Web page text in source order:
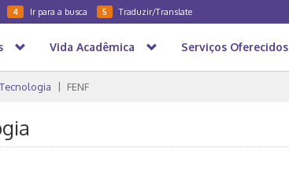
4 Ir para a busca 5 Traduzir/Translate
Vida Acadêmica Serviços Oferecidos
FENF